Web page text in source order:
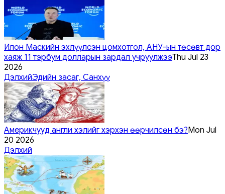
Илон Маскийн эхлүүлсэн цомхотгол, АНУ-ын төсөвт дор
хаяж 11 тэрбум долларын зардал учруулжээThu Jul 23
2026
ДэлхийЭдийн засаг, Санхүү
Америкчууд англи хэлийг хэрхэн өөрчилсөн бэ?Mon Jul
20 2026
Дэлхий